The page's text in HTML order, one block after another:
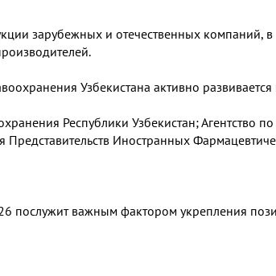
зарубежных и отечественных компаний,
Узбекистана активно
Республики Узбекистан; Агентство
Представительств Иностранных
послужит важным фактором укрепления